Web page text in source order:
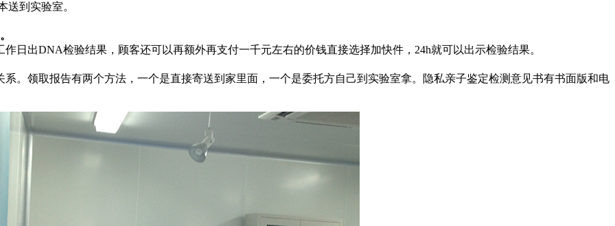
到实验室。
日出DNA检验结果，顾客还可以再额外再支付一千元左右的价钱直接选择加快件，24h就可以出示检验结果。
。领取报告有两个方法，一个是直接寄送到家里面，一个是委托方自己到实验室拿。隐私亲子鉴定检测意见书有书面版和电